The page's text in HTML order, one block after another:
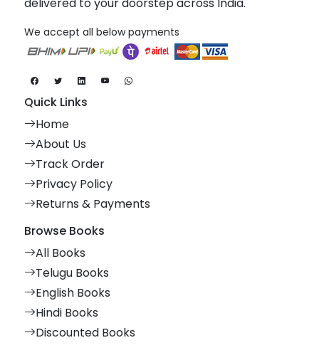
delivered to your doorstep across India.
We accept all below payments
Quick Links
Home
About Us
Track Order
Privacy Policy
Returns & Payments
Browse Books
All Books
Telugu Books
English Books
Hindi Books
Discounted Books